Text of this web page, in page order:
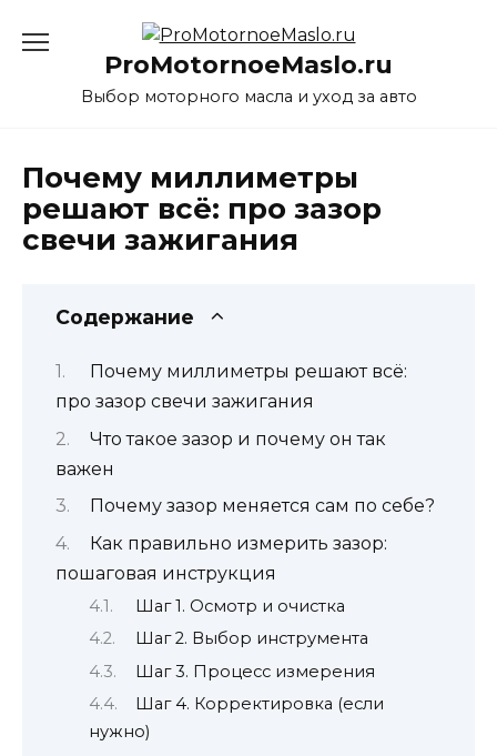
содержаниюProMotornoeMaslo.ru
Выбор моторного масла и уход за авто
Почему миллиметры
решают всё: про зазор
свечи зажигания
Содержание
Почему миллиметры решают всё:
про зазор свечи зажигания
Что такое зазор и почему он так
важен
Почему зазор меняется сам по себе?
Как правильно измерить зазор:
пошаговая инструкция
Шаг 1. Осмотр и очистка
Шаг 2. Выбор инструмента
Шаг 3. Процесс измерения
Шаг 4. Корректировка (если
нужно)